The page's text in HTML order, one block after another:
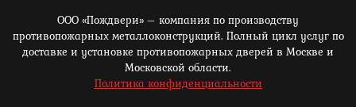
ООО «Пождвери» – компания по производству
противопожарных металлоконструкций. Полный цикл услуг по
доставке и установке противопожарных дверей в Москве и
Московской области.
Политика конфиденциальности